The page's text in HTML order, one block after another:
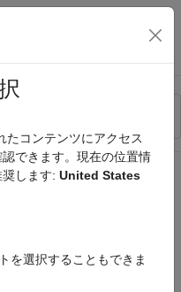
ゲーション メ
たコンテンツにアクセス
できます。現在の位置情
します: United States
を選択することもできま